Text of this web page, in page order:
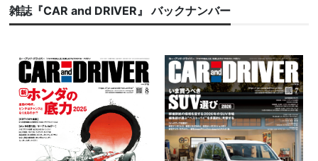
雑誌『CAR and DRIVER』 バックナンバー